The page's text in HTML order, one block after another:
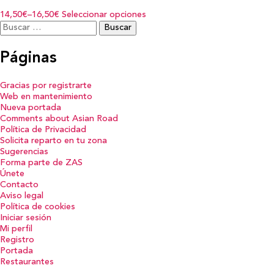
14,50€–16,50€ Seleccionar opciones
Buscar:
Páginas
Gracias por registrarte
Web en mantenimiento
Nueva portada
Comments about Asian Road
Política de Privacidad
Solicita reparto en tu zona
Sugerencias
Forma parte de ZAS
Únete
Contacto
Aviso legal
Política de cookies
Iniciar sesión
Mi perfil
Registro
Portada
Restaurantes